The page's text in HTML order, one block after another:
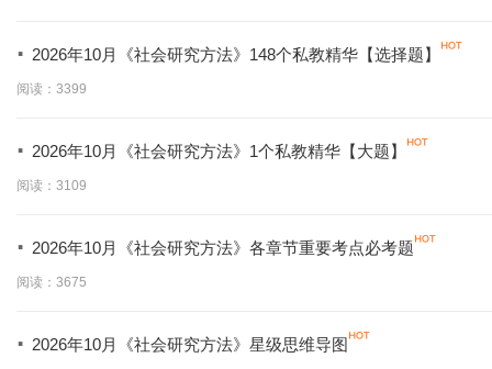
· 2026年10月《社会研究方法》148个私教精华【选择题】
阅读：3399
· 2026年10月《社会研究方法》1个私教精华【大题】
阅读：3109
· 2026年10月《社会研究方法》各章节重要考点必考题
阅读：3675
· 2026年10月《社会研究方法》星级思维导图